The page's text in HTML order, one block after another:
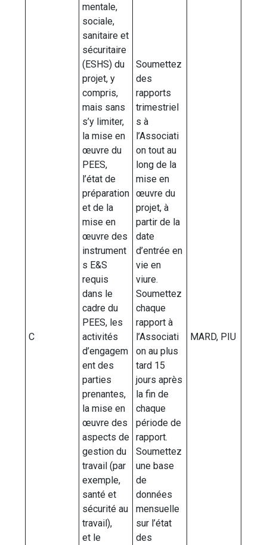
C
mentale,
sociale,
sanitaire et
sécuritaire
(ESHS) du
projet, y
compris,
mais sans
s’y limiter,
la mise en
œuvre du
PEES,
l’état de
préparation
et de la
mise en
œuvre des
instrument
s E&S
requis
dans le
cadre du
PEES, les
activités
d’engagem
ent des
parties
prenantes,
la mise en
œuvre des
aspects de
gestion du
travail (par
exemple,
santé et
sécurité au
travail),
et le
Soumettez
des
rapports
trimestriel
s à
l’Associati
on tout au
long de la
mise en
œuvre du
projet, à
partir de la
date
d’entrée en
vie en
viure.
Soumettez
chaque
rapport à
l’Associati
on au plus
tard 15
jours après
la fin de
chaque
période de
rapport.
Soumettez
une base
de
données
mensuelle
sur l’état
des
MARD, PIU